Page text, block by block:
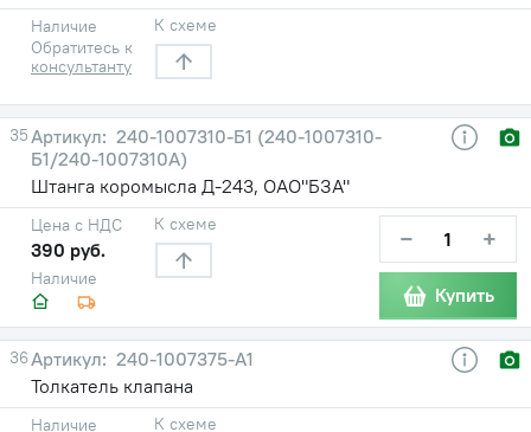
Наличие
Обратитесь к
консультанту
К схеме
35
240-1007310-Б1 (240-1007310-
Б1/240-1007310А)
Штанга коромысла Д-243, ОАО"БЗА"
Наличие
Цена с НДС
390 руб.
К схеме − +
Купить
36
240-1007375-А1
Толкатель клапана
Наличие К схеме